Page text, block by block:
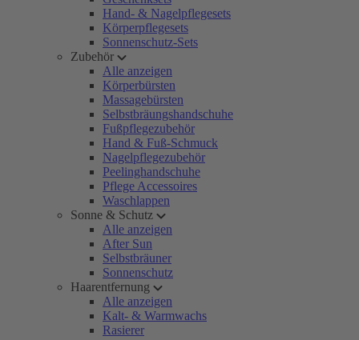
Hand- & Nagelpflegesets
Körperpflegesets
Sonnenschutz-Sets
Zubehör
Alle anzeigen
Körperbürsten
Massagebürsten
Selbstbräungshandschuhe
Fußpflegezubehör
Hand & Fuß-Schmuck
Nagelpflegezubehör
Peelinghandschuhe
Pflege Accessoires
Waschlappen
Sonne & Schutz
Alle anzeigen
After Sun
Selbstbräuner
Sonnenschutz
Haarentfernung
Alle anzeigen
Kalt- & Warmwachs
Rasierer